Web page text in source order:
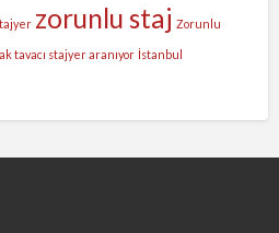
zorunlu staj Zorunlu
tavacı stajyer aranıyor İstanbul